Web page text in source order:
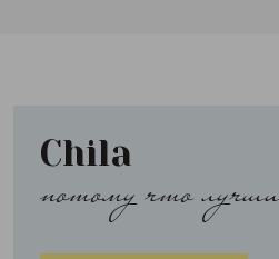
Chila
потому что